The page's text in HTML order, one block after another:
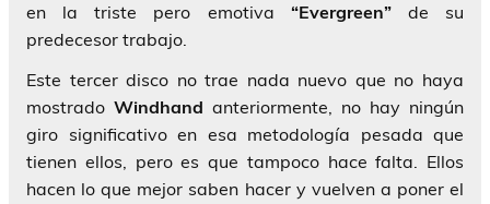
en la triste pero emotiva “Evergreen”de su
predecesor trabajo.
Este tercer disco no trae nada nuevo que no haya
mostrado Windhand anteriormente, no hay ningún
giro significativo en esa metodología pesada que
tienen ellos, pero es que tampoco hace falta. Ellos
hacen lo que mejor saben hacer y vuelven a poner el